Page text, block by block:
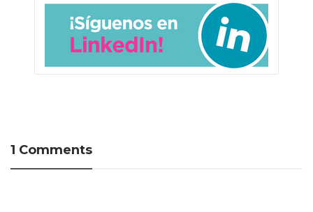
1 Comments